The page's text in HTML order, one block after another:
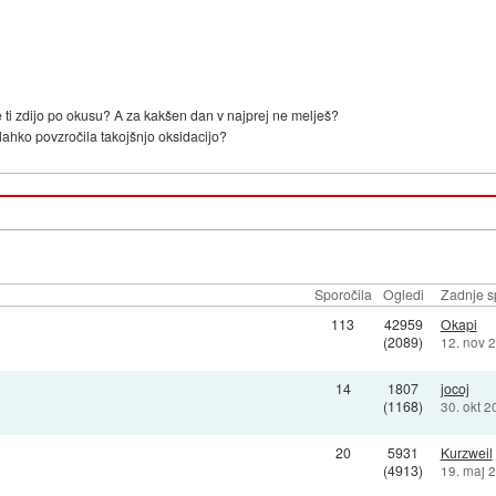
zdijo po okusu? A za kakšen dan v najprej ne melješ?
povzročila takojšnjo oksidacijo?
Sporočila Ogledi
Zadnje
113
42959
(2089)
Okapi
12. nov
14
1807
(1168)
jocoj
30. okt
20
5931
(4913)
Kurzweil
19. maj